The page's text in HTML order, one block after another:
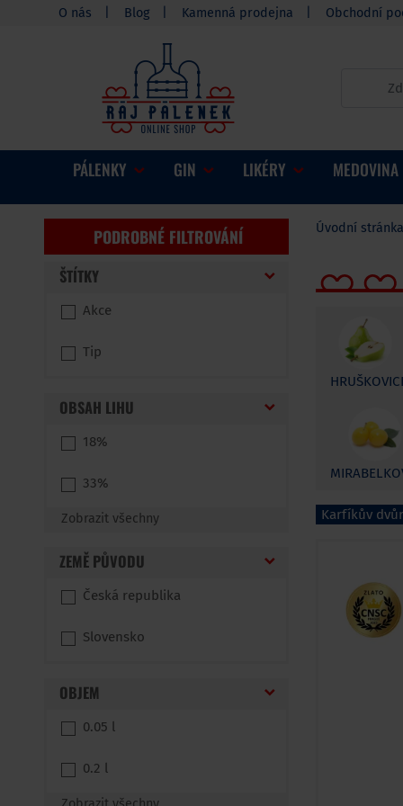
O nás Blog Kamenná prodejna Obchodní
PÁLENKY GIN LIKÉRY MEDOVINA
PODROBNÉ FILTROVÁNÍ
ŠTÍTKY
Akce
Tip
OBSAH LIHU
18%
33%
Zobrazit všechny
ZEMĚ PŮVODU
Česká republika
Slovensko
OBJEM
0.05 l
0.2 l
Úvodní stránka
Karfíkův